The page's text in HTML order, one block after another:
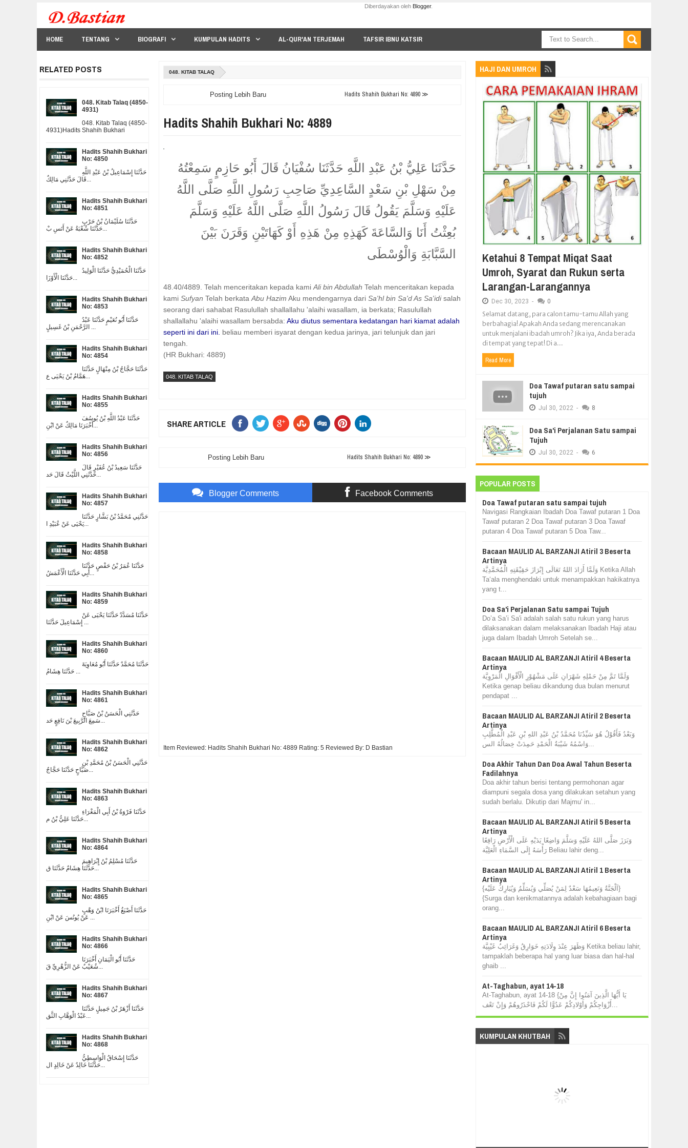
Diberdayakan oleh Blogger.
HOME TENTANG BIOGRAFI KUMPULAN HADITS AL-QUR'AN TERJEMAH TAFSIR IBNU KATSIR
048. KITAB TALAQ
Posting Lebih Baru Hadits Shahih Bukhari No: 4890 ≫
Hadits Shahih Bukhari No: 4889
حَدَّثَنَا عَلِيُّ بْنُ عَبْدِ اللَّهِ حَدَّثَنَا سُفْيَانُ قَالَ أَبُو حَازِمٍ سَمِعْتُهُ
مِنْ سَهْلِ بْنِ سَعْدٍ السَّاعِدِيِّ صَاحِبِ رَسُولِ اللَّهِ صَلَّى اللَّهُ
عَلَيْهِ وَسَلَّمَ يَقُولُ قَالَ رَسُولُ اللَّهِ صَلَّى اللَّهُ عَلَيْهِ وَسَلَّمَ
بُعِثْتُ أَنَا وَالسَّاعَةَ كَهَذِهِ مِنْ هَذِهِ أَوْ كَهَاتَيْنِ وَقَرَنَ بَيْنَ
السَّبَّابَةِ وَالْوُسْطَى
48.40/4889. Telah menceritakan kepada kamiAli bin Abdullah Telah menceritakan kepada
kamiSufyan Telah berkataAbu Hazim Aku mendengarnya dariSa'hl bin Sa'd As Sa'idisalah
seorang dari sahabat Rasulullah shallallahu 'alaihi wasallam, ia berkata; Rasulullah
shallallahu 'alaihi wasallam bersabda:Aku diutus sementara kedatangan hari kiamat adalah
seperti ini dari ini. beliau memberi isyarat dengan kedua jarinya, jari telunjuk dan jari
tengah.
(HR Bukhari: 4889)
048. KITAB TALAQ
SHARE ARTICLE
Posting Lebih Baru Hadits Shahih Bukhari No: 4890 ≫
Blogger Comments Facebook Comments
Item Reviewed: Hadits Shahih Bukhari No: 4889 Rating:5 Reviewed By: D Bastian
RELATED POSTS
048. Kitab Talaq (4850-
4931)
048. Kitab Talaq (4850-
4931)Hadits Shahih Bukhari
Hadits Shahih Bukhari
No: 4850
حَدَّثَنَا إِسْمَاعِيلُ بْنُ عَبْدِ اللَّهِ
قَالَ حَدَّثَنِي مَالِكٌ...
Hadits Shahih Bukhari
No: 4851
حَدَّثَنَا سُلَيْمَانُ بْنُ حَرْبٍ
حَدَّثَنَا شُعْبَةُ عَنْ أَنَسِ بْ...
Hadits Shahih Bukhari
No: 4852
حَدَّثَنَا الْحُمَيْدِيُّ حَدَّثَنَا الْوَلِيدُ
حَدَّثَنَا الْأَوْزَا...
Hadits Shahih Bukhari
No: 4853
حَدَّثَنَا أَبُو نُعَيْمٍ حَدَّثَنَا عَبْدُ
الرَّحْمَنِ بْنُ غَسِيلٍ ...
Hadits Shahih Bukhari
No: 4854
حَدَّثَنَا حَجَّاجُ بْنُ مِنْهَالٍ حَدَّثَنَا
هَمَّامُ بْنُ يَحْيَى ع...
Hadits Shahih Bukhari
No: 4855
حَدَّثَنَا عَبْدُ اللَّهِ بْنُ يُوسُفَ
أَخْبَرَنَا مَالِكٌ عَنْ ابْنِ...
Hadits Shahih Bukhari
No: 4856
حَدَّثَنَا سَعِيدُ بْنُ عُفَيْرٍ قَالَ
حَدَّثَنِي اللَّيْثُ قَالَ حَد...
Hadits Shahih Bukhari
No: 4857
حَدَّثَنِي مُحَمَّدُ بْنُ بَشَّارٍ حَدَّثَنَا
يَحْيَى عَنْ عُبَيْدِ ا...
Hadits Shahih Bukhari
No: 4858
حَدَّثَنَا عُمَرُ بْنُ حَفْصٍ حَدَّثَنَا
أَبِي حَدَّثَنَا الْأَعْمَشُ...
Hadits Shahih Bukhari
No: 4859
حَدَّثَنَا مُسَدَّدٌ حَدَّثَنَا يَحْيَى عَنْ
إِسْمَاعِيلَ حَدَّثَنَا ...
Hadits Shahih Bukhari
No: 4860
حَدَّثَنَا مُحَمَّدٌ حَدَّثَنَا أَبُو مُعَاوِيَةَ
حَدَّثَنَا هِشَامُ ...
Hadits Shahih Bukhari
No: 4861
حَدَّثَنِي الْحَسَنُ بْنُ صَبَّاحٍ
سَمِعَ الرَّبِيعَ بْنَ نَافِعٍ حَد...
Hadits Shahih Bukhari
No: 4862
حَدَّثَنِي الْحَسَنُ بْنُ مُحَمَّدِ بْنِ
صَبَّاحٍ حَدَّثَنَا حَجَّاجٌ...
Hadits Shahih Bukhari
No: 4863
حَدَّثَنَا فَرْوَةُ بْنُ أَبِي الْمَغْرَاءِ
حَدَّثَنَا عَلِيُّ بْنُ م...
Hadits Shahih Bukhari
No: 4864
حَدَّثَنَا مُسْلِمُ بْنُ إِبْرَاهِيمَ
حَدَّثَنَا هِشَامٌ حَدَّثَنَا ق...
Hadits Shahih Bukhari
No: 4865
حَدَّثَنَا أَصْبَغُ أَخْبَرَنَا ابْنُ وَهْبٍ
عَنْ يُونُسَ عَنْ ابْنِ ...
Hadits Shahih Bukhari
No: 4866
حَدَّثَنَا أَبُو الْيَمَانِ أَخْبَرَنَا
شُعَيْبٌ عَنْ الزُّهْرِيِّ قَ...
Hadits Shahih Bukhari
No: 4867
حَدَّثَنَا أَزْهَرُ بْنُ جَمِيلٍ حَدَّثَنَا
عَبْدُ الْوَهَّابِ الثَّق...
Hadits Shahih Bukhari
No: 4868
حَدَّثَنَا إِسْحَاقُ الْوَاسِطِيُّ
حَدَّثَنَا خَالِدٌ عَنْ خَالِدٍ ال...
HAJI DAN UMROH
Ketahui 8 Tempat Miqat Saat
Umroh, Syarat dan Rukun serta
Larangan-Larangannya
Dec 30, 2023 - 0
Selamat datang, para calon tamu-tamu Allah yang
berbahagia! Apakah Anda sedang merencanakan
untuk menjalani ibadah umroh? Jika iya, Anda berada
di tempat yang tepat! Di a...
Read More
Doa Tawaf putaran satu sampai
tujuh
Jul 30, 2022 - 8
Doa Sa'i Perjalanan Satu sampai
Tujuh
Jul 30, 2022 - 6
POPULAR POSTS
Doa Tawaf putaran satu sampai tujuh
Navigasi Rangkaian Ibadah Doa Tawaf putaran 1 Doa
Tawaf putaran 2 Doa Tawaf putaran 3 Doa Tawaf
putaran 4 Doa Tawaf putaran 5 Doa Taw...
Bacaan MAULID AL BARZANJI Atiril 3 Beserta
Artinya
وَلَمَّا أَرَادَ اللهُ تَعَالَى إِبْرَازَ حَقِيْقَتِهِ الْمُحَمَّدِيَّة Ketika Allah
Ta‘ala menghendaki untuk menampakkan hakikatnya
yang t...
Doa Sa'i Perjalanan Satu sampai Tujuh
Do’a Sa’i Sa'i adalah salah satu rukun yang harus
dilaksanakan dalam melaksanakan Ibadah Haji atau
juga dalam Ibadah Umroh Setelah se...
Bacaan MAULID AL BARZANJI Atiril 4 Beserta
Artinya
وَلَمَّا تَمَّ مِنْ حَمْلِهِ شَهْرَانِ عَلَى مَشْهُوْرِ الْأَقْوَالِ الْمَرْوِيَّة
Ketika genap beliau dikandung dua bulan menurut
pendapat ...
Bacaan MAULID AL BARZANJI Atiril 2 Beserta
Artinya
وَبَعْدُ فَأَقُوْلُ هُوَ سَيِّدُنَا مُحَمَّدُ بْنُ عَبْدِ اللهِ بْنِ عَبْدِ الْمُطَّلِبِ
وَاسْمُهُ شَيْبَةُ الْحَمْدِ حَمِدَتْ خِصَالُهُ الس...
Doa Akhir Tahun Dan Doa Awal Tahun Beserta
Fadilahnya
Doa akhir tahun berisi tentang permohonan agar
diampuni segala dosa yang dilakukan setahun yang
sudah berlalu. Dikutip dari Majmu' in...
Bacaan MAULID AL BARZANJI Atiril 5 Beserta
Artinya
وَبَرَزَ صَلَّى اللهُ عَلَيْهِ وَسَلَّمَ وَاضِعًا يَدَيْهِ عَلَى الْأَرْضِ رَافِعًا
رَأْسَهُ إِلَى السَّمَاءِ الْعَلِيَّة Beliau lahir deng...
Bacaan MAULID AL BARZANJI Atiril 1 Beserta
Artinya
{اَلْجَنَّةُ وَنَعِيمُهَا سَعْدٌ لِمَنْ يُصَلِّي وَيُسَلِّمُ وَيُبَارِكُ عَلَيْه}
{Surga dan kenikmatannya adalah kebahagiaan bagi
orang...
Bacaan MAULID AL BARZANJI Atiril 6 Beserta
Artinya
وَظَهَرَ عِنْدَ وِلَادَتِهِ خَوَارِقُ وَغَرَائِبُ غَيْبِيَّة Ketika beliau lahir,
tampaklah beberapa hal yang luar biasa dan hal-hal
ghaib ...
At-Taghabun, ayat 14-18
At-Taghabun, ayat 14-18 {يَا أَيُّهَا الَّذِينَ آمَنُوا إِنَّ مِنْ
أَزْوَاجِكُمْ وَأَوْلادِكُمْ عَدُوًّا لَكُمْ فَاحْذَرُوهُمْ وَإِنْ تَعْف...
KUMPULAN KHUTBAH